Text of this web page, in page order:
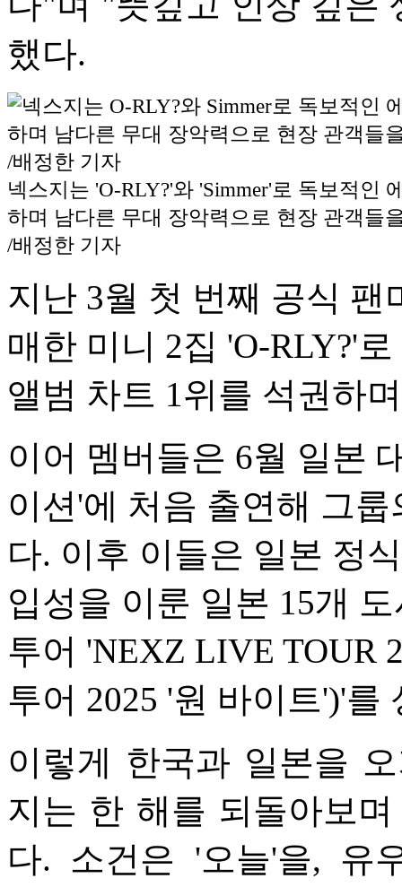
했다.
넥스지는 'O-RLY?'와 'Simmer'로 독보적인
하며 남다른 무대 장악력으로 현장 관객들
/배정한 기자
지난 3월 첫 번째 공식
매한 미니 2집 'O-RLY?'
앨범 차트 1위를 석권하
이어 멤버들은 6월 일본
이션'에 처음 출연해 그
다. 이후 이들은 일본 정
입성을 이룬 일본 15개
투어 'NEXZ LIVE TOUR
투어 2025 '원 바이트')'를
이렇게 한국과 일본을
지는 한 해를 되돌아보
다. 소건은 '오늘'을, 유